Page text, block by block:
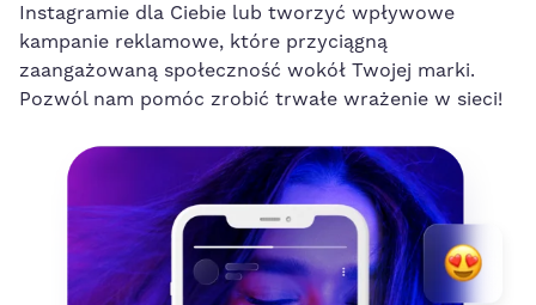
Instagramie dla Ciebie lub tworzyć wpływowe
kampanie reklamowe, które przyciągną
zaangażowaną społeczność wokół Twojej marki.
Pozwól nam pomóc zrobić trwałe wrażenie w sieci!